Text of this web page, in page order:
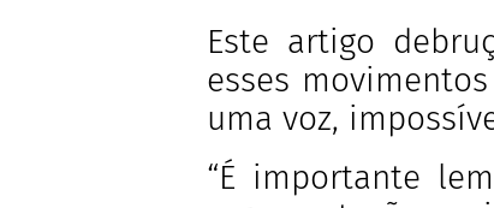
Este artigo
esses
uma voz,
“É importante